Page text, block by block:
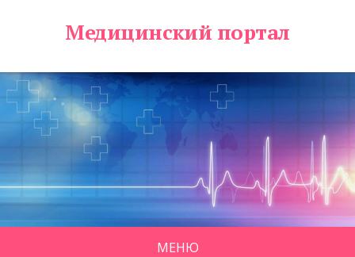
Медицинский портал
МЕНЮ